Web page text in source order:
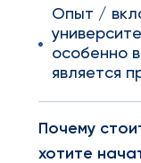
Опыт /
особенно
является
Почему
хотите